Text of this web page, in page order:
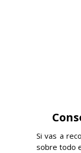
Si vas a
sobre todo